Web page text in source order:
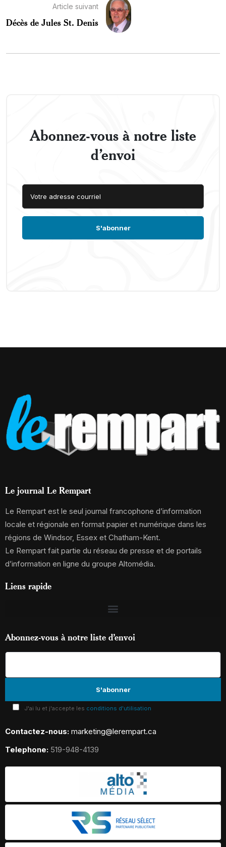
Article suivant
Décès de Jules St. Denis
Abonnez-vous à notre liste
d’envoi
Le journal Le Rempart
Le Rempart est le seul journal francophone d’information
locale et régionale en format papier et numérique dans les
régions de Windsor, Essex et Chatham-Kent.
Le Rempart fait partie du réseau de presse et de portails
d’information en ligne du groupe Altomédia.
Liens rapide
Abonnez-vous à notre liste d’envoi
J'ai lu et j'accepte les conditions d'utilisation
Contactez-nous: marketing@lerempart.ca
Telephone: 519-948-4139